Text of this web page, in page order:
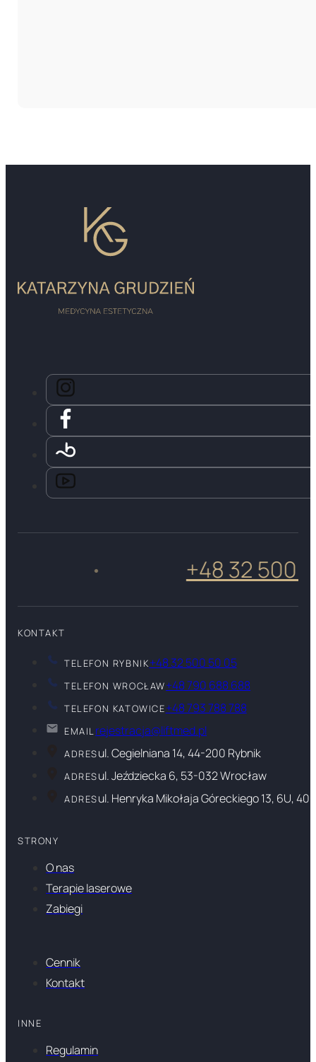
+48 32 500 50
KONTAKT
TELEFON RYBNIK+48 32 500 50 05
TELEFON WROCŁAW+48 790 688 688
TELEFON KATOWICE+48 793 788 788
EMAILrejestracja@liftmed.pl
ADRESul. Cegielniana 14, 44-200 Rybnik
ADRESul. Jeździecka 6, 53-032 Wrocław
ADRESul. Henryka Mikołaja Góreckiego 13, 6U,
STRONY
O nas
Terapie laserowe
Zabiegi
Cennik
Kontakt
INNE
Regulamin